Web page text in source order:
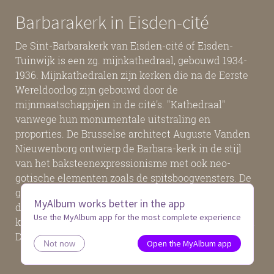
MyAlbum works better in the app
Use the MyAlbum app for the most complete experience
Not now Open the MyAlbum app
Barbarakerk in Eisden-cité
De Sint-Barbarakerk van Eisden-cité of Eisden-
Tuinwijk is een zg. mijnkathedraal, gebouwd 1934-
1936. Mijnkathedralen zijn kerken die na de Eerste
Wereldoorlog zijn gebouwd door de
mijnmaatschappijen in de cité's. "Kathedraal"
vanwege hun monumentale uitstraling en
proporties. De Brusselse architect Auguste Vanden
Nieuwenborg ontwierp de Barbara-kerk in de stijl
van het baksteenexpressionisme met ook neo-
gotische elementen zoals de spitsboogvensters. De
glas-in-loodramen in het koor zijn geïnspireerd op
die van de kathedraal van Chartres. De
kruiswegstaties zijn van zwart marmer in bas-reliëf.
De Sint-Barbara in de voorgevel is van 1982.